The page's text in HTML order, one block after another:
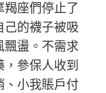
座們停止了
己的襪子被吸
飄盪。不需求
參保人收到
、小我賬戶付